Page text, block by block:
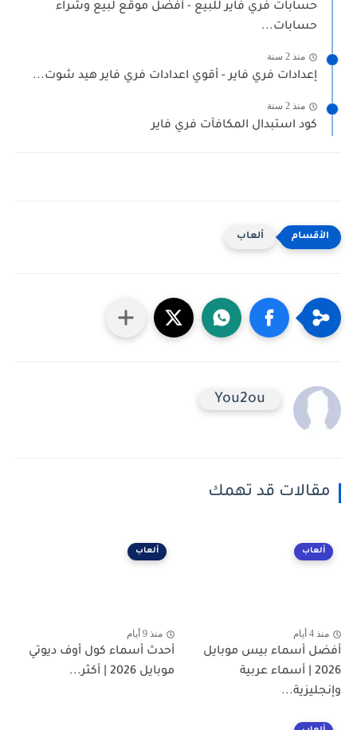
حسابات فري فاير للبيع - أفضل موقع لبيع وشراء
حسابات...
منذ 2 سنة
إعدادات فري فاير - أقوي اعدادات فري فاير هيد شوت...
منذ 2 سنة
كود استبدال المكافآت فري فاير
ألعاب
You2ou
مقالات قد تهمك
ألعاب
منذ 4 أيام
أفضل أسماء بيس موبايل
2026 | أسماء عربية
وإنجليزية...
ألعاب
منذ 9 أيام
أحدث أسماء كول أوف ديوتي
موبايل 2026 | أكثر...